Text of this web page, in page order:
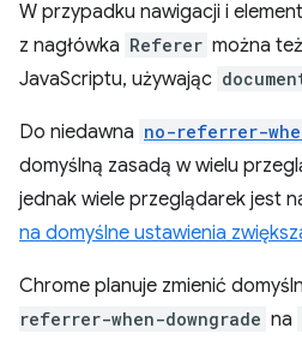
W przypadku nawigacji i
z nagłówka Referer można
JavaScriptu, używając
Do niedawna no-referrer-
domyślną zasadą w wielu
jednak wiele przeglądarek jest
na domyślne ustawienia
Chrome planuje zmienić
referrer-when-downgrade na